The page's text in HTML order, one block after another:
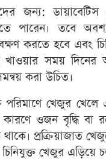
জন্য: ডায়াবেটিস
পারেন। তবে
করতে হবে এবং
সময় দিনের
করা উচিত।
পরিমাণে খেজুর খেলে
ওজন বৃদ্ধি বা
প্রক্রিয়াজাত
খেজুর এড়িয়ে